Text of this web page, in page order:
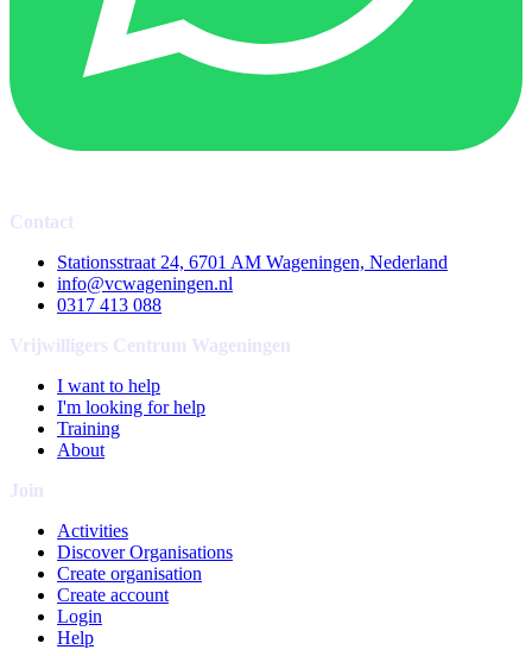
Contact
Stationsstraat 24, 6701 AM Wageningen, Nederland
info@vcwageningen.nl
0317 413 088
Vrijwilligers Centrum Wageningen
I want to help
I'm looking for help
Training
About
Join
Activities
Discover Organisations
Create organisation
Create account
Login
Help